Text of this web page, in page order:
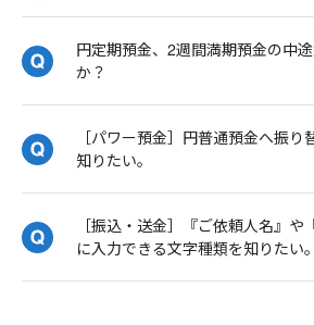
円定期預金、2週間満期預金の中
か？
［パワー預金］円普通預金へ振り
知りたい。
［振込・送金］『ご依頼人名』や
に入力できる文字種類を知りたい。